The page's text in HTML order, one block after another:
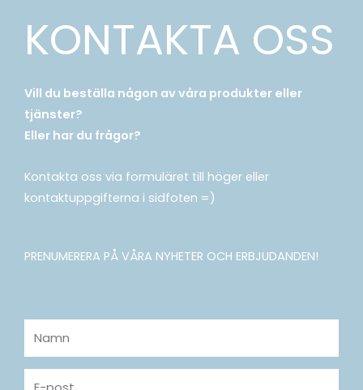
KONTAKTA OSS
Vill du beställa någon av våra produkter eller
tjänster?
Eller har du frågor?
Kontakta oss via formuläret till höger eller
kontaktuppgifterna i sidfoten =)
PRENUMERERA PÅ VÅRA NYHETER OCH ERBJUDANDEN!